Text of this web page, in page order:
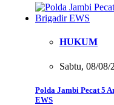
HUKUM
Sabtu, 08/08/
Polda Jambi Pecat 5
EWS